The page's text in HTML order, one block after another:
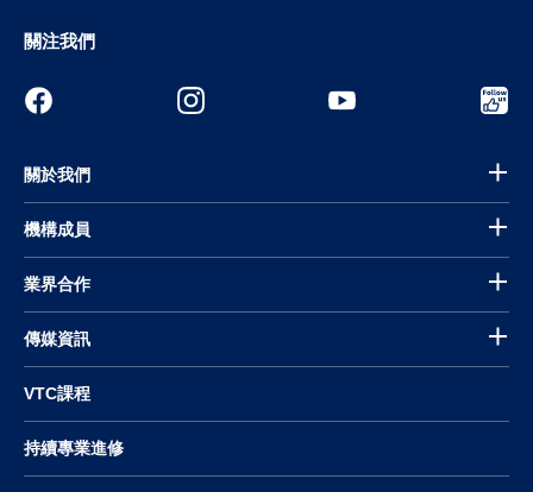
關注我們
關於我們
機構成員
業界合作
傳媒資訊
VTC課程
持續專業進修